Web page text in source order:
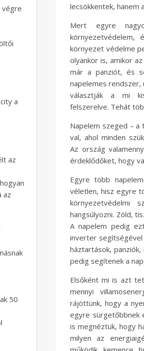
végre
a
az
az
50
lecsökkentek, hanem
Mert egyre
környezet védelme
olyankor is, amikor
már a panziót, és
napelemes rendszer,
választják a mi
felszerelve. Tehát
Napelem szeged –
val, ahol minden
Az ország
érdeklődőket, hogy
Egyre több
véletlen, hisz egyre
környezetvédelmi
hangsúlyozni. Zöld,
A napelem pedig
inverter segítségével
háztartások,
pedig segítenek a
Elsőként mi is azt
mennyi
rájöttünk, hogy a
egyre sürgetőbbnek
is megnéztük, hogy
milyen az